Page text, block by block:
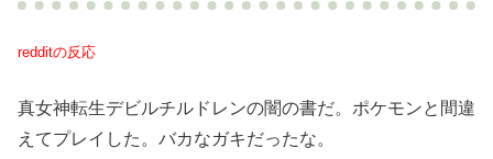
redditの反応
真女神転生デビルチルドレンの闇の書だ。ポケモンと間違
えてプレイした。バカなガキだったな。